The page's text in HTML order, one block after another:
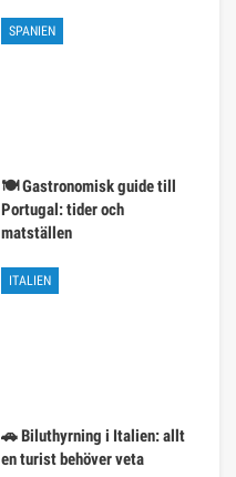
SPANIEN
🍽️ Gastronomisk guide till
Portugal: tider och
matställen
ITALIEN
🚗 Biluthyrning i Italien: allt
en turist behöver veta